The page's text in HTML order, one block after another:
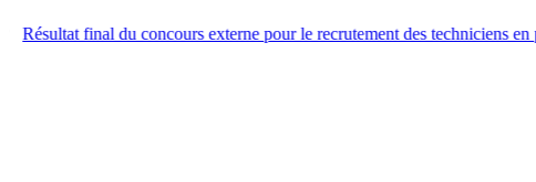
final du concours externe pour le recrutement des techniciens en